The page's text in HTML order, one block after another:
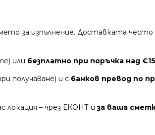
за изпълнение. Доставката
или безплатно при поръчка над
получаване) и с банков превод по
локация – чрез ЕКОНТ иза ваша